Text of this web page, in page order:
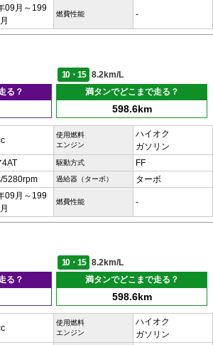
09月～199
燃費性能 -
10・15
8.2km/L
る？
満タンでどこまで走る？
598.6km
使用燃料
エンジン
ハイオク
ガソリン
4AT 駆動方式 FF
5280rpm 過給器（ターボ） ターボ
09月～199
燃費性能 -
10・15
8.2km/L
る？
満タンでどこまで走る？
598.6km
使用燃料
エンジン
ハイオク
ガソリン